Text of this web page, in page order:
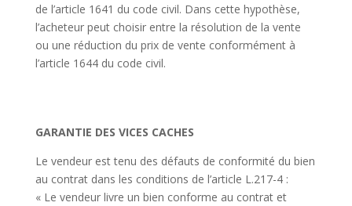
de l’article 1641 du code civil. Dans cette hypothèse,
l’acheteur peut choisir entre la résolution de la vente
ou une réduction du prix de vente conformément à
l’article 1644 du code civil.
GARANTIE DES VICES CACHES
Le vendeur est tenu des défauts de conformité du bien
au contrat dans les conditions de l’article L.217-4 :
« Le vendeur livre un bien conforme au contrat et